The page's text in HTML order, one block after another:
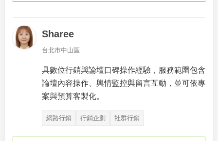
Sharee
台北市中山區
具數位行銷與論壇口碑操作經驗，服務範圍包含
論壇內容操作、輿情監控與留言互動，並可依專
案與預算客製化。
網路行銷 行銷企劃 社群行銷